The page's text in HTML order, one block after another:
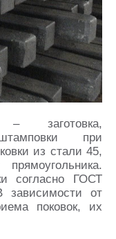
– заготовка,
при
из стали 45,
согласно ГОСТ
зависимости от
поковок, их